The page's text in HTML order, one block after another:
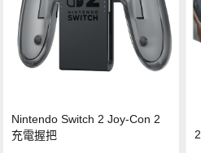
Nintendo Switch 2 Joy-Con 2
充電握把